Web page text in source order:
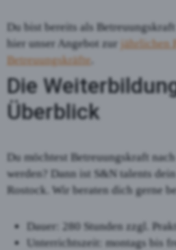
Du bist bereits als
hier unser Angebot zur jährlichen
Betreuungskräfte
Die
Überblick
Du möchtest Betreuungskraft
werden? Dann ist S&N talents
Rostock. Wir beraten dich gerne
Dauer: 280 Stunden zzgl.
Unterrichtszeit: montags bis